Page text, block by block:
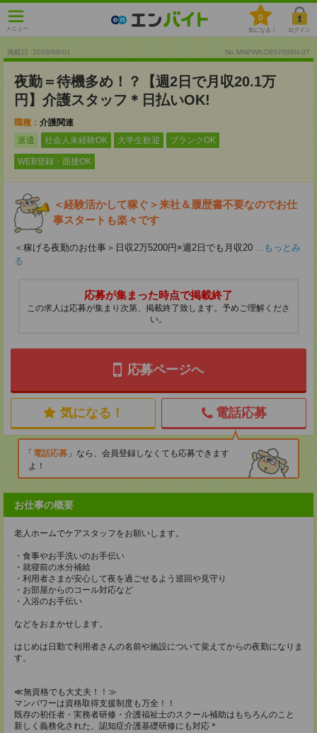
メニュー
0
気になる！ ログイン
掲載日 :2026/08/01 No.MNPWKO857006N-07
夜勤＝待機多め！？【週2日で月収20.1万
円】介護スタッフ＊日払いOK!
職種： 介護関連
派遣
社会人未経験OK 大学生歓迎 ブランクOK
WEB登録・面接OK
＜経験活かして稼ぐ＞来社＆履歴書不要なのでお仕
事スタートも楽々です
＜稼げる夜勤のお仕事＞日収2万5200円×週2日でも月収20 ...もっとみ
る
応募が集まった時点で掲載終了
この求人は応募が集まり次第、掲載終了致します。予めご理解くださ
い。
応募ページへ
気になる！ 電話応募
電話応募
なら、会員登録しなくても応募できます
よ！
お仕事の概要
老人ホームでケアスタッフをお願いします。
・食事やお手洗いのお手伝い
・就寝前の水分補給
・利用者さまが安心して夜を過ごせるよう巡回や見守り
・お部屋からのコール対応など
・入浴のお手伝い
などをおまかせします。
はじめは日勤で利用者さんの名前や施設について覚えてからの夜勤になりま
す。
≪無資格でも大丈夫！！≫
マンパワーは資格取得支援制度も万全！！
既存の初任者・実務者研修・介護福祉士のスクール補助はもちろんのこと
新しく義務化された、認知症介護基礎研修にも対応＊